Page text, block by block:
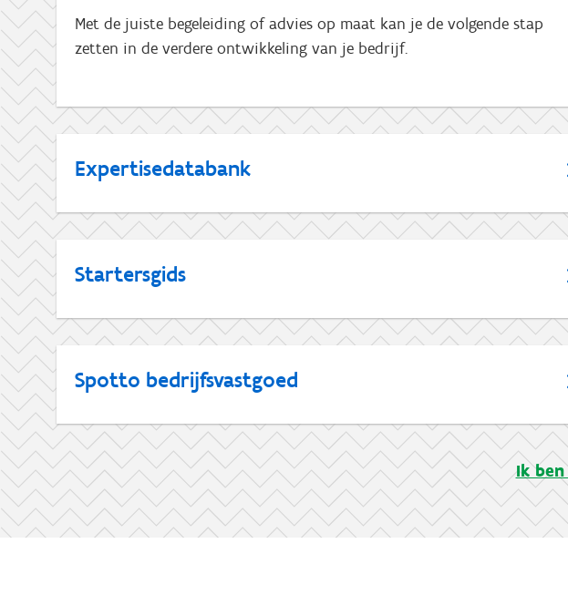
Met de juiste begeleiding of advies op maat kan je de volgende stap
zetten in de verdere ontwikkeling van je bedrijf.
Expertisedatabank
Startersgids
Spotto bedrijfsvastgoed
Ik